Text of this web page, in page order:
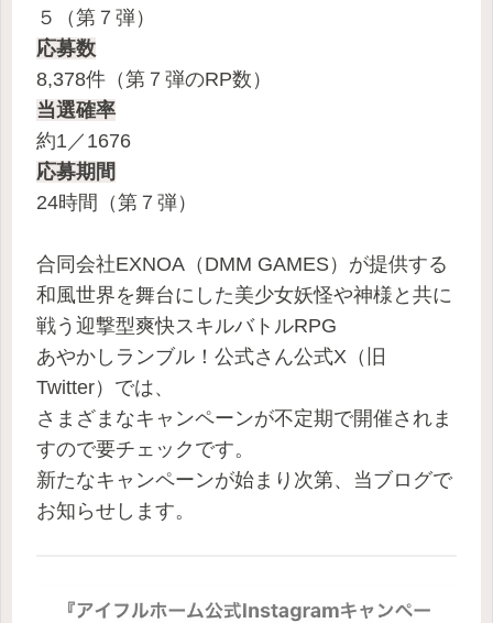
５（第７弾）
応募数
8,378件（第７弾のRP数）
当選確率
約1／1676
応募期間
24時間（第７弾）
合同会社EXNOA（DMM GAMES）が提供する
和風世界を舞台にした美少女妖怪や神様と共に
戦う迎撃型爽快スキルバトルRPG
あやかしランブル！公式さん公式X（旧
Twitter）では、
さまざまなキャンペーンが不定期で開催されま
すので要チェックです。
新たなキャンペーンが始まり次第、当ブログで
お知らせします。